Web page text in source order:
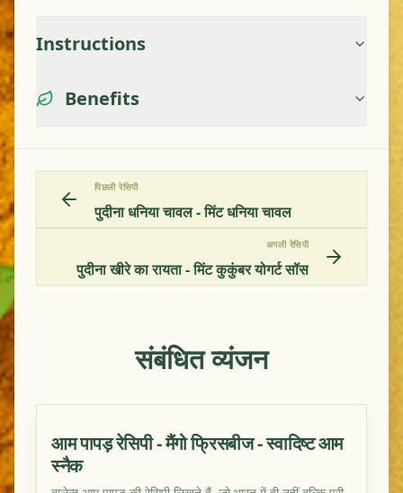
Instructions
Benefits
पिछली रेसिपी
पुदीना धनिया चावल - मिंट धनिया चावल
अगली रेसिपी
पुदीना खीरे का रायता - मिंट कुकुंबर योगर्ट सॉस
संबंधित व्यंजन
आम पापड़ रेसिपी - मैंगो फ्रिसबीज - स्वादिष्ट आम
स्नैक